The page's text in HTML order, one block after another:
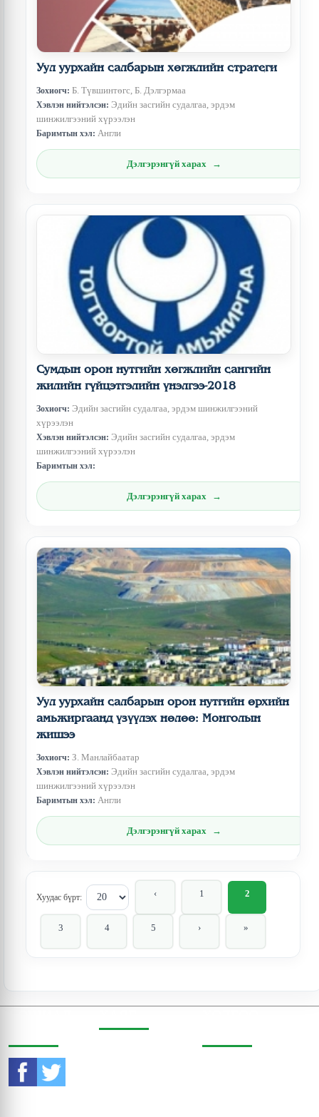
Уул уурхайн салбарын хөгжлийн стратеги
Зохиогч: Б. Түвшинтөгс, Б. Дэлгэрмаа
Хэвлэн нийтэлсэн: Эдийн засгийн судалгаа, эрдэм
шинжилгээний хүрээлэн
Баримтын хэл: Англи
Дэлгэрэнгүй харах
Сумдын орон нутгийн хөгжлийн сангийн
жилийн гүйцэтгэлийн үнэлгээ-2018
Зохиогч: Эдийн засгийн судалгаа, эрдэм шинжилгээний
хүрээлэн
Хэвлэн нийтэлсэн: Эдийн засгийн судалгаа, эрдэм
шинжилгээний хүрээлэн
Баримтын хэл:
Дэлгэрэнгүй харах
Уул уурхайн салбарын орон нутгийн өрхийн
амьжиргаанд үзүүлэх нөлөө: Монголын
жишээ
Зохиогч: З. Манлайбаатар
Хэвлэн нийтэлсэн: Эдийн засгийн судалгаа, эрдэм
шинжилгээний хүрээлэн
Баримтын хэл: Англи
Дэлгэрэнгүй харах
Хуудас бүрт: ‹ 1 2
3 4 5 › »